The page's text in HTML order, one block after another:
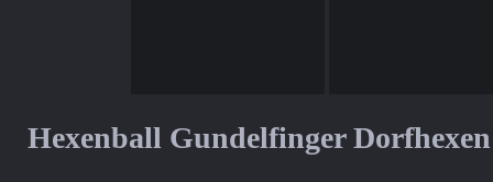
Hexenball Gundelfinger Dorfhexen